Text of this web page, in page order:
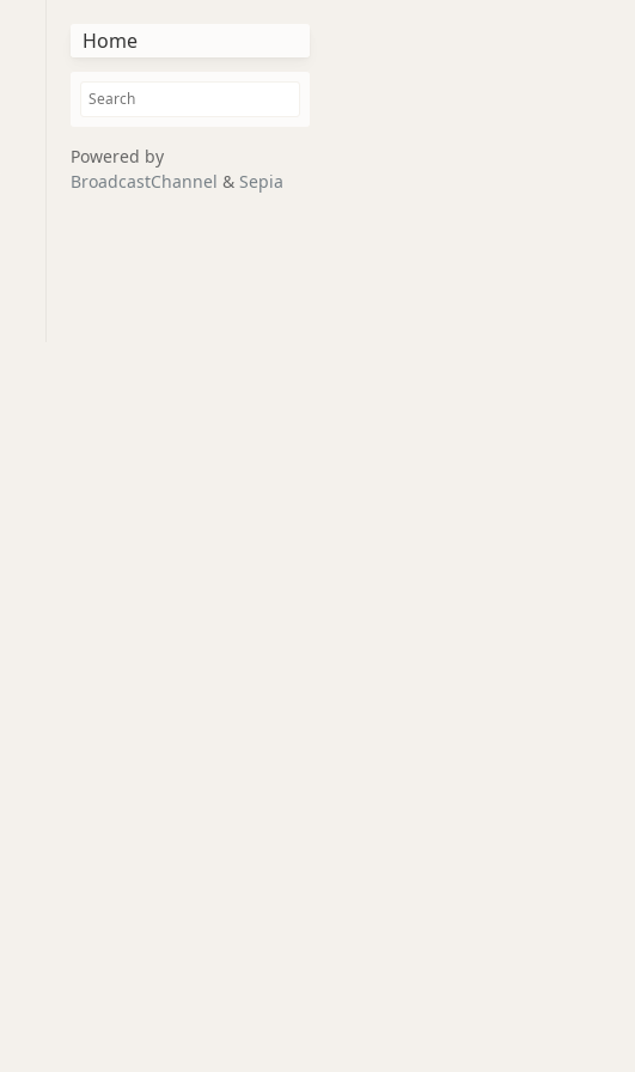
Home
Powered by
BroadcastChannel & Sepia